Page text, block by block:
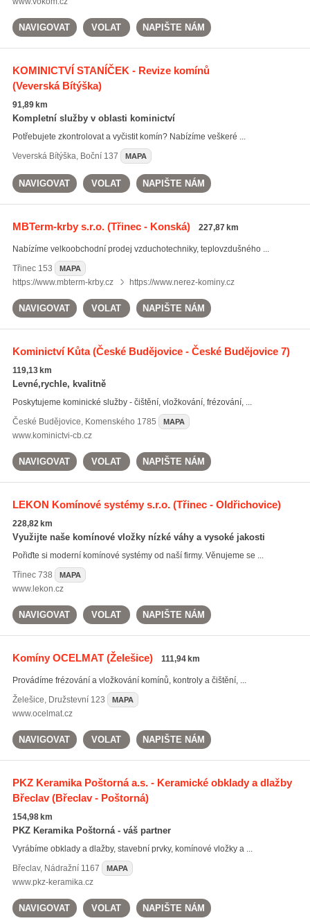
NAVIGOVAT VOLAT NAPIŠTE NÁM
KOMINICTVÍ STANÍČEK - Revize komínů
(Veverská Bítýška)
91,89 km
Kompletní služby v oblasti kominictví
Potřebujete zkontrolovat a vyčistit komín? Nabízíme veškeré ...
Veverská Bítýška, Boční 137 MAPA
NAVIGOVAT VOLAT NAPIŠTE NÁM
MBTerm-krby s.r.o.(Třinec - Konská) 227,87 km
Nabízíme velkoobchodní prodej vzduchotechniky, teplovzdušného ...
Třinec153 MAPA
https://www.mbterm-krby.cz https://www.nerez-kominy.cz
NAVIGOVAT VOLAT NAPIŠTE NÁM
Kominictví Kůta(České Budějovice - České Budějovice 7)
119,13 km
Levné,rychle, kvalitně
Poskytujeme kominické služby - čištění, vložkování, frézování, ...
České Budějovice, Komenského 1785 MAPA
www.kominictvi-cb.cz
NAVIGOVAT VOLAT NAPIŠTE NÁM
LEKON Komínové systémy s.r.o.(Třinec - Oldřichovice)
228,82 km
Využijte naše komínové vložky nízké váhy a vysoké jakosti
Pořiďte si moderní komínové systémy od naší firmy. Věnujeme se ...
Třinec738 MAPA
www.lekon.cz
NAVIGOVAT VOLAT NAPIŠTE NÁM
Komíny OCELMAT(Želešice) 111,94 km
Provádíme frézování a vložkování komínů, kontroly a čištění, ...
Želešice, Družstevní 123 MAPA
www.ocelmat.cz
NAVIGOVAT VOLAT NAPIŠTE NÁM
PKZ Keramika Poštorná a.s. - Keramické obklady a dlažby
Břeclav(Břeclav - Poštorná)
154,98 km
PKZ Keramika Poštorná - váš partner
Vyrábíme obklady a dlažby, stavební prvky, komínové vložky a ...
Břeclav, Nádražní 1167 MAPA
www.pkz-keramika.cz
NAVIGOVAT VOLAT NAPIŠTE NÁM